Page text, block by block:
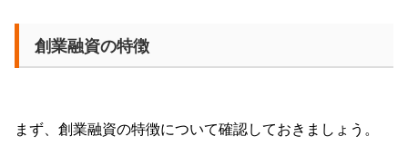
創業融資の特徴
まず、創業融資の特徴について確認しておきましょう。